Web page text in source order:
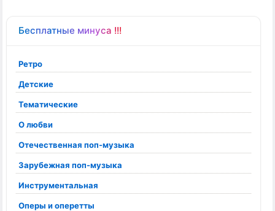
Бесплатные минуса !!!
Ретро
Детские
Тематические
О любви
Отечественная поп-музыка
Зарубежная поп-музыка
Инструментальная
Оперы и оперетты